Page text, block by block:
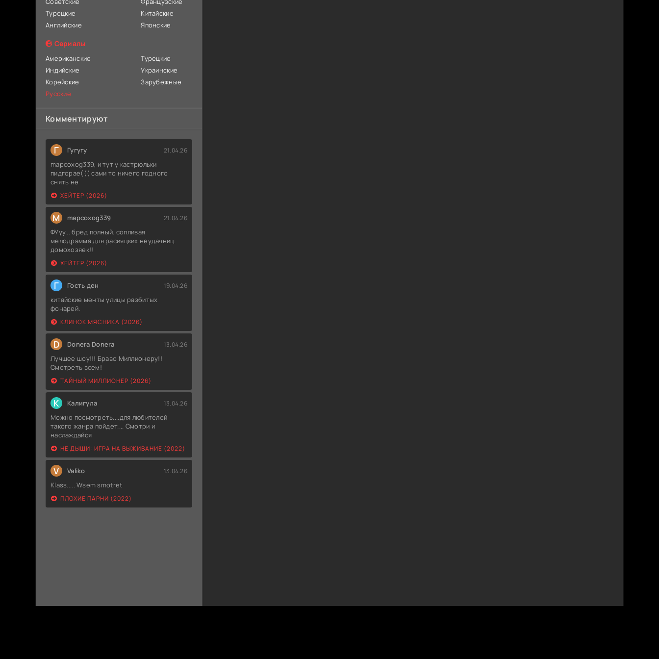
Турецкие
Английские
Китайские
Японские
Сериалы
Американские
Индийские
Корейские
Русские
Турецкие
Украинские
Зарубежные
Комментируют
Г Гугугу 21.04.26
mapcoxog339, и тут у кастрюльки
пидгорае((( сами то ничего годного
снять не
ХЕЙТЕР (2026)
M mapcoxog339 21.04.26
ФУуу... бред полный. сопливая
мелодрамма для расияцких неудачниц
домохозяек!!
ХЕЙТЕР (2026)
Г Гость ден 19.04.26
китайские менты улицы разбитых
фонарей.
КЛИНОК МЯСНИКА (2026)
D Donera Donera 13.04.26
Лучшее шоу!!! Браво Миллионеру!!
Смотреть всем!
ТАЙНЫЙ МИЛЛИОНЕР (2026)
К Калигула 13.04.26
Можно посмотреть....для любителей
такого жанра пойдет.... Смотри и
наслаждайся
НЕ ДЫШИ: ИГРА НА ВЫЖИВАНИЕ (2022)
V Valiko 13.04.26
Klass..... Wsem smotret
ПЛОХИЕ ПАРНИ (2022)